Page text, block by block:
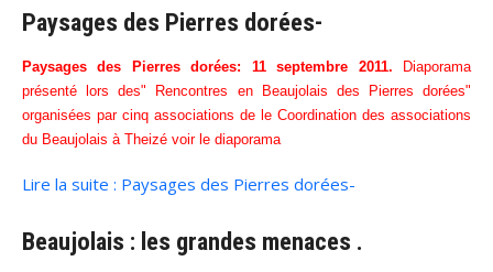
Paysages des Pierres dorées-
Paysages des Pierres dorées: 11 septembre 2011.
Diaporama
présenté lors des" Rencontres en Beaujolais des Pierres dorées"
organisées par cinq associations de le Coordination des associations
du Beaujolais à Theizé voir le diaporama
Lire la suite : Paysages des Pierres dorées-
Beaujolais : les grandes menaces .